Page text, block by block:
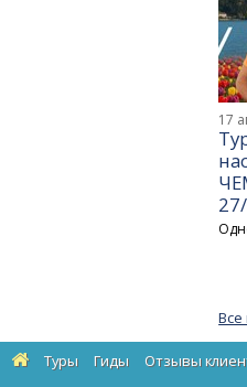
17
Все
Туры Гиды Отзывы